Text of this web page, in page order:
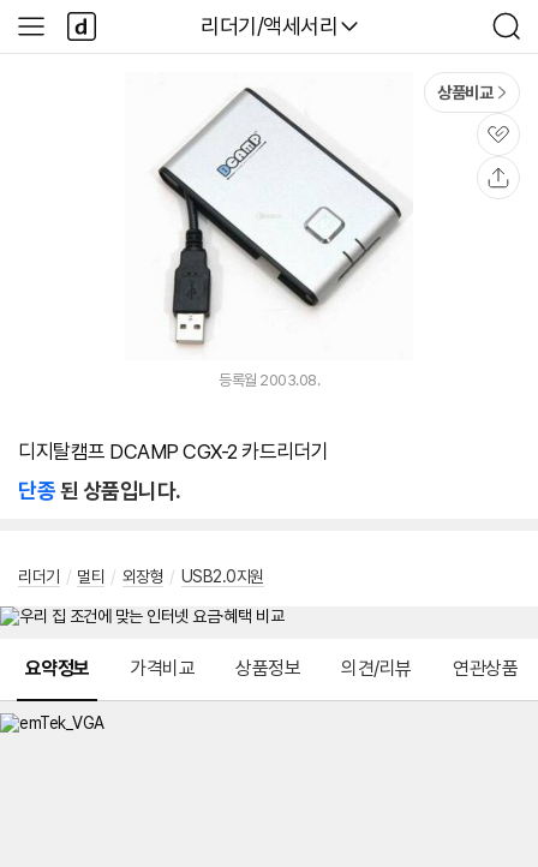
다나와
리더기/액세서리
검
색
사
이
다
나
와
상품비교
관
심
등록월 2003.08.
디지탈캠프 DCAMP CGX-2 카드리더기
단종된 상품입니다.
리더기 / 멀티 / 외장형 / USB2.0지원
요약정보 가격비교 상품정보 의견/리뷰 연관상품